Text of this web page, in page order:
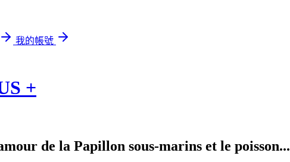
我的帳號
+
de la Papillon sous-marins et le poisson...